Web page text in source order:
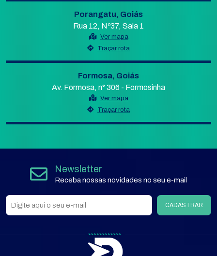
Porangatu, Goiás
Rua 12, Nº37, Sala 1
Ver mapa
Traçar rota
Formosa, Goiás
Av. Formosa, n° 306 - Formosinha
Ver mapa
Traçar rota
Newsletter
Receba nossas novidades no seu e-mail
CADASTRAR